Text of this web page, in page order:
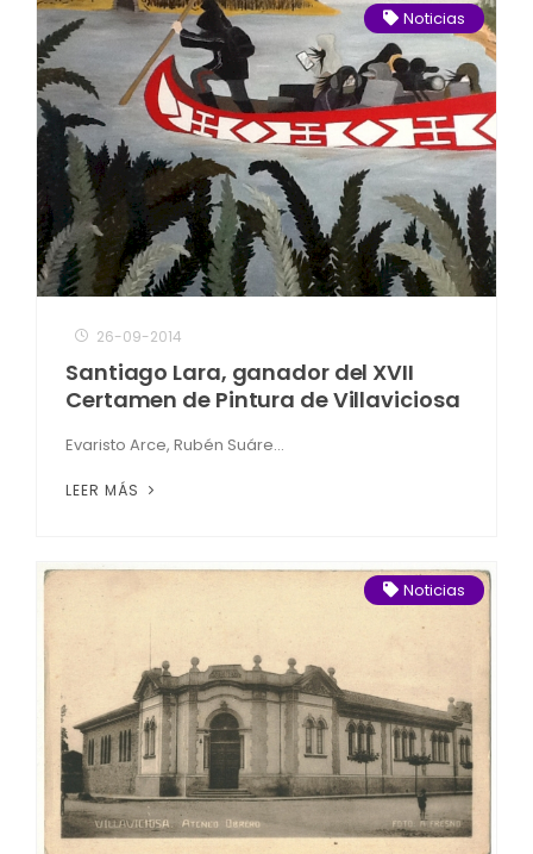
Noticias
26-09-2014
Santiago Lara, ganador del XVII
Certamen de Pintura de Villaviciosa
Evaristo Arce, Rubén Suáre...
LEER MÁS
Noticias